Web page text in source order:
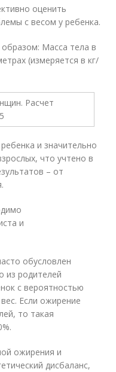
оценить
с весом у ребенка.
Масса тела в
(измеряется в кг/
и значительно
что учтено в
– от
и
обусловлен
из родителей
с вероятностью
Если ожирение
то такая
ожирения и
дисбаланс,